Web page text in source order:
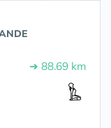
➔ 88.69 km